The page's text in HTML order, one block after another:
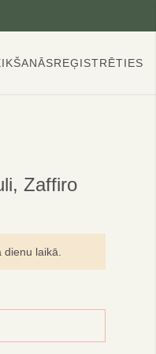
REĢISTRĒTIES
Zaffiro
laikā.